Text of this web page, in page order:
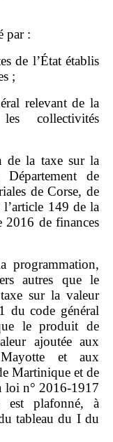
par :
de l’État établis
;
relevant de la
collectivités
de la taxe sur la
de
de Corse, de
149 de la
2016 de finances
autres que le
sur la valeur
du code général
le produit de
ajoutée aux
et aux
Martinique et de
loi n° 2016‑1917
est plafonné, à
tableau du I du